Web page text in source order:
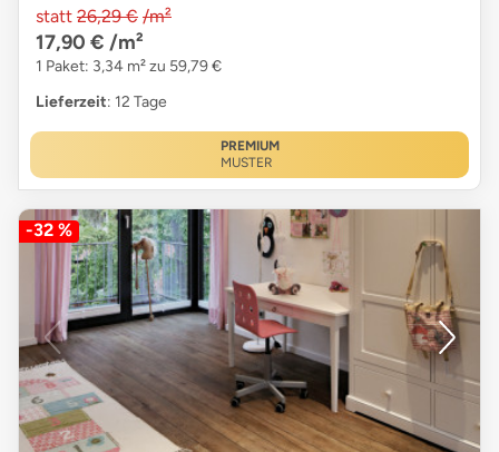
statt 26,29 € /m²
17,90 € /m²
1 Paket: 3,34 m² zu 59,79 €
Lieferzeit: 12 Tage
PREMIUM
MUSTER
-32 %